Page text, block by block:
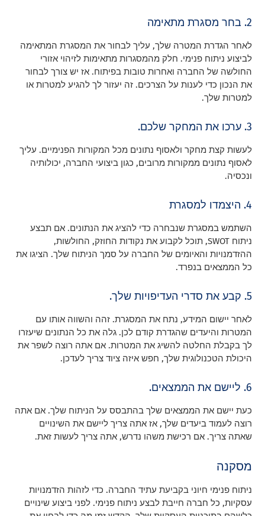
2. בחר מסגרת מתאימה
לאחר הגדרת המטרה שלך, עליך לבחור את המסגרת המתאימה
לביצוע ניתוח פנימי. חלק מהמסגרות מתאימות לזיהוי אזורי
החולשה של החברה ואחרות טובות בפיתוח. אז יש צורך לבחור
את הנכון כדי לענות על הצרכים. זה יעזור לך להגיע למטרות או
למטרות שלך.
3. ערכו את המחקר שלכם.
לעשות קצת מחקר ולאסוף נתונים מכל המקורות הפנימיים. עליך
לאסוף נתונים ממקורות מרובים, כגון ביצועי החברה, יכולותיה
ונכסיה.
4. היצמדו למסגרת
השתמש במסגרת שנבחרה כדי להציג את הנתונים. אם תבצע
ניתוח SWOT, תוכל לקבוע את נקודות החוזק, החולשות,
ההזדמנויות והאיומים של החברה על סמך הניתוח שלך. הציגו את
כל הממצאים בנפרד.
5. קבע את סדרי העדיפויות שלך.
לאחר יישום המידע, נתח את המסגרת. זהה והשווה אותו עם
המטרות והיעדים שהגדרת קודם לכן. גלה את כל הנתונים שיעזרו
לך בקבלת החלטה להשיג את המטרות. אם אתה רוצה לשפר את
היכולת הטכנולוגית שלך, חפש איזה ציוד צריך לעדכן.
6. ליישם את הממצאים.
כעת יישם את הממצאים שלך בהתבסס על הניתוח שלך. אם אתה
רוצה לעמוד ביעדים שלך, אז אתה צריך ליישם את השינויים
שאתה צריך. אם רכישת משהו נדרש, אתה צריך לעשות זאת.
מסקנה
ניתוח פנימי חיוני בקביעת עתיד החברה. כדי לזהות הזדמנויות
עסקיות, כל חברה חייבת לבצע ניתוח פנימי. לפני ביצוע שינויים